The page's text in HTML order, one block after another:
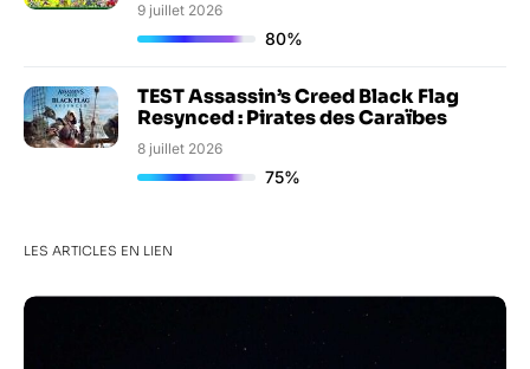
9 juillet 2026
80%
TEST Assassin’s Creed Black Flag
Resynced : Pirates des Caraïbes
8 juillet 2026
75%
LES ARTICLES EN LIEN